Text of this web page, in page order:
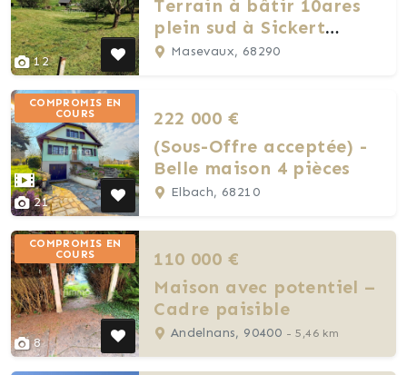
12
Terrain à bâtir 10ares
plein sud à Sickert
(68290)
Masevaux, 68290
21
COMPROMIS EN
COURS
222 000 €
(Sous-Offre acceptée) -
Belle maison 4 pièces
Elbach, 68210
8
COMPROMIS EN
COURS
110 000 €
Maison avec potentiel –
Cadre paisible
Andelnans, 90400 - 5,46 km